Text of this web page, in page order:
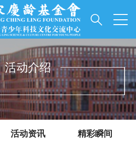
活动介绍
INFORMATIONS
活动资讯 精彩瞬间